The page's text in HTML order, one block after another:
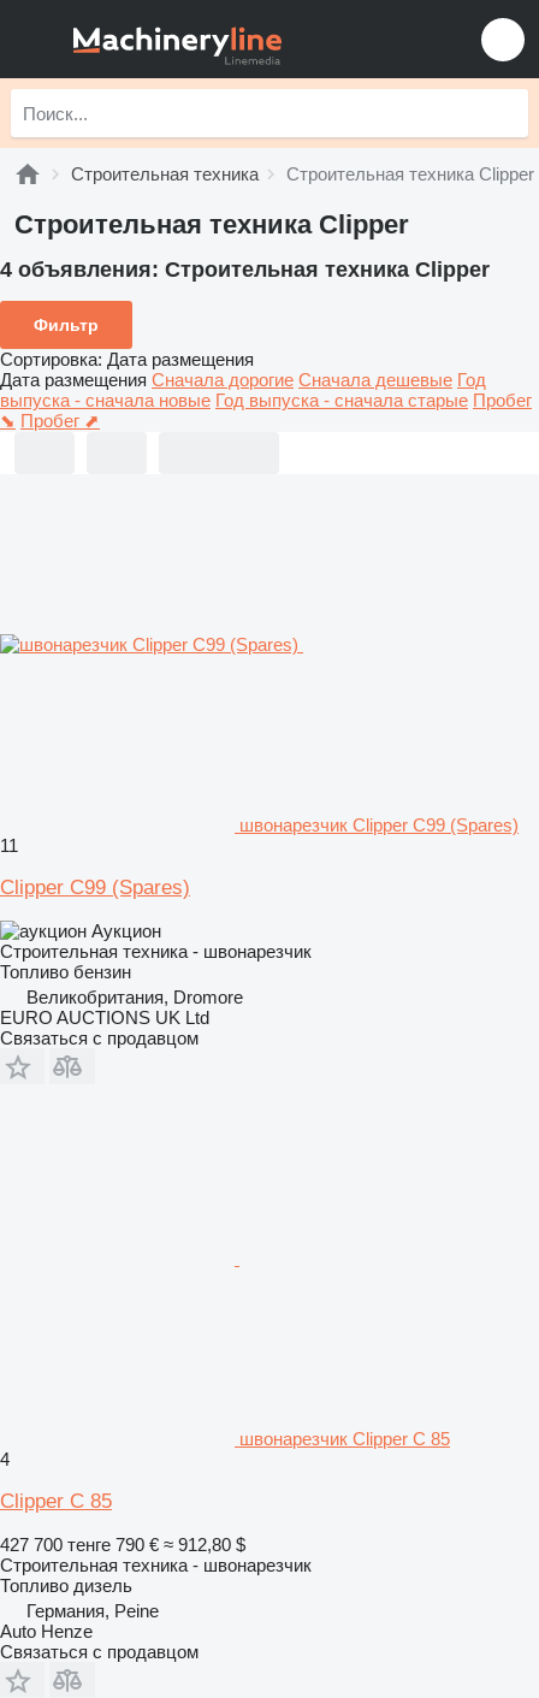
Строительная техника Строительная техника Clipper
Строительная техника Clipper
4 объявления: Строительная техника Clipper
Фильтр
Сортировка: Дата размещения
Дата размещения Сначала дорогие Сначала дешевые Год
выпуска - сначала новые Год выпуска - сначала старые Пробег
⬊ Пробег ⬈
швонарезчик Clipper C99 (Spares)
11
Clipper C99 (Spares)
Аукцион
Строительная техника - швонарезчик
Топливо бензин
Великобритания, Dromore
EURO AUCTIONS UK Ltd
Связаться с продавцом
швонарезчик Clipper C 85
4
Clipper C 85
427 700 тенге 790 € ≈ 912,80 $
Строительная техника - швонарезчик
Топливо дизель
Германия, Peine
Auto Henze
Связаться с продавцом